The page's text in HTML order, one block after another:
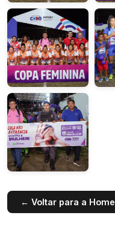
← Voltar para a Home